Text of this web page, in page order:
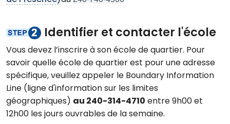
Identifier et contacter l'école
Vous devez l’inscrire à son école de quartier. Pour
savoir quelle école de quartier est pour une adresse
spécifique, veuillez appeler le Boundary Information
Line (ligne d'information sur les limites
géographiques) au 240-314-4710 entre 9h00 et
12h00 les jours ouvrables de la semaine.